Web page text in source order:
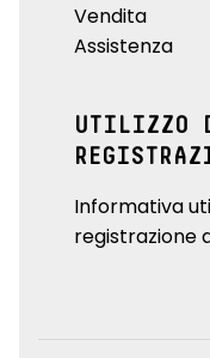
Vendita
Assistenza
UTILIZZO
Informativa
registrazione